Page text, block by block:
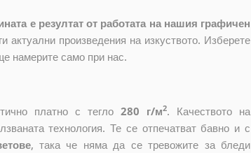
е резултат от работата на нашия графичен
произведения на изкуството. Изберете
намерите само при нас.
платно с тегло 280 г/м2. Качеството на
технология. Те се отпечатват бавно и с
, така че няма да се тревожите за бледи